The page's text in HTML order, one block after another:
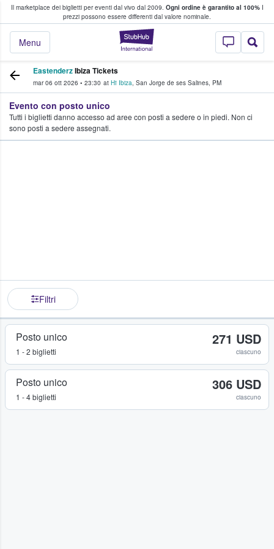
Il marketplace dei biglietti per eventi dal vivo dal 2009. Ogni ordine è garantito al 100%I
prezzi possono essere differenti dal valore nominale.
StubHub - Dove
Menu
fan comprano e vendono biglietti
EastenderzIbiza Tickets
mar 06 ott 2026 • 23:30 at Hï Ibiza, San Jorge de ses Salines, PM
Evento con posto unico
Tutti i biglietti danno accesso ad aree con posti a sedere o in piedi. Non ci
sono posti a sedere assegnati.
Filtri
Posto unico
1 - 2 biglietti
271 USD
ciascuno
Posto unico
1 - 4 biglietti
306 USD
ciascuno